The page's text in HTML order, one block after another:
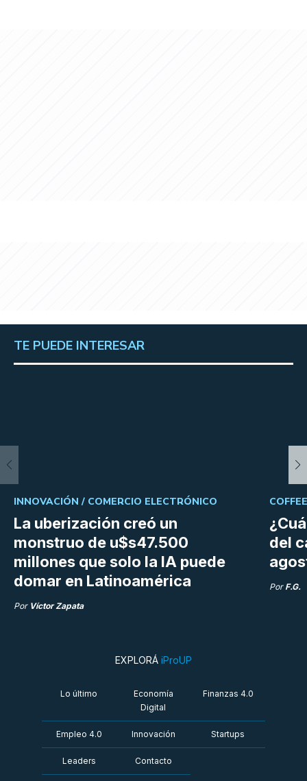
TE PUEDE INTERESAR
La uberización creó un
monstruo de u$s47.500
millones que solo la IA puede
domar en Latinoamérica
INNOVACIÓN / COMERCIO ELECTRÓNICO
Por Víctor Zapata
del
Por F.G.
EXPLORÁ iProUP
Lo último
Economía
Digital
Finanzas 4.0
Empleo 4.0 Innovación Startups
Leaders Contacto